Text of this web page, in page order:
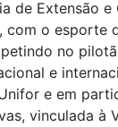
de Extensão e
com o esporte
no
e
e em
vinculada à